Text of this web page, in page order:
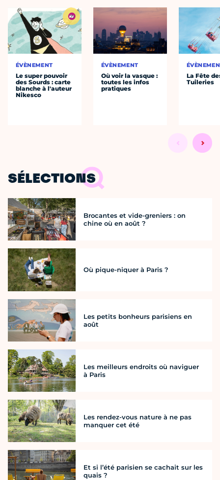
ÉVÈNEMENT
Le super pouvoir
des Sourds : carte
blanche à l'auteur
Nikesco
ÉVÈNEMENT
Où voir la vasque :
toutes les infos
pratiques
La Fête
Tuileries
SÉLECTIONS
Brocantes et vide-greniers : on
chine où en août ?
Où pique-niquer à Paris ?
Les petits bonheurs parisiens en
août
Les meilleurs endroits où naviguer
à Paris
Les rendez-vous nature à ne pas
manquer cet été
Et si l’été parisien se cachait sur les
quais ?